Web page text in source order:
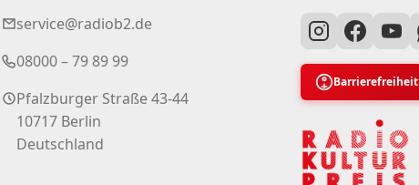
service@radiob2.de
08000 – 79 89 99
Pfalzburger Straße 43-44
10717 Berlin
Deutschland
Barrierefreiheit